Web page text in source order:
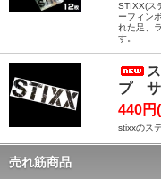
STIXX(ス
ーフィン
れた足、
す。
プ サ
440円
stixxのス
売れ筋商品